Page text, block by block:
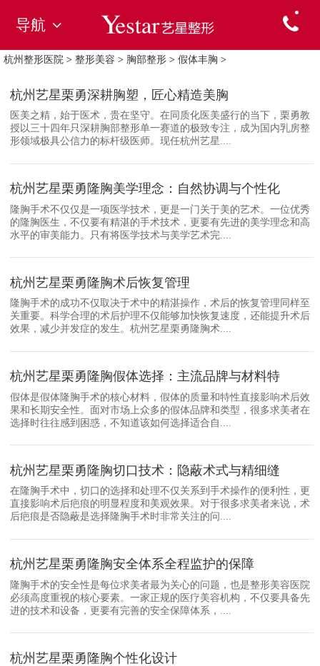
导航
杭州整形医院 > 整形美容 > 胸部整形 > 假体丰胸 >
杭州艺星栗勇深耕胸塑，匠心精造美胸
医美之精，始于医术，贵在坚守。在同质化医美盛行的当下，栗勇教
授以三十四年只深耕胸部整形单一赛道的极致专注，成为国内乳房整
形领域极具公信力的标杆级医师。现任杭州艺星....
杭州艺星栗勇隆胸美学理念：自然协调与个性化
隆胸手术不仅仅是一项医学技术，更是一门关于美的艺术。一位优秀
的隆胸医生，不仅要有精湛的手术技术，更要有先进的美学理念和高
水平的审美能力。只有将医学技术与美学艺术完....
杭州艺星栗勇隆胸术后恢复管理
隆胸手术的成功不仅取决于术中的精湛操作，术后的恢复管理同样至
关重要。科学合理的术后护理不仅能够加快恢复速度，还能提升术后
效果，减少并发症的发生。杭州艺星栗勇隆胸术....
杭州艺星栗勇隆胸假体选择：主流品牌与材料特
假体是假体隆胸手术的核心材料，假体的质量和特性直接影响术后效
果和长期安全性。面对市场上众多的假体品牌和类型，很多求美者在
选择时往往感到困惑，不知道该如何选择适合自....
杭州艺星栗勇隆胸切口技术：隐蔽术式与精细缝
在隆胸手术中，切口的选择和处理不仅关系到手术操作的便利性，更
直接影响术后疤痕的明显程度和美观效果。对于很多求美者来说，术
后疤痕是否隐蔽是选择隆胸手术时非常关注的问....
杭州艺星栗勇隆胸安全体系全程监护的保障
隆胸手术的安全性是每位求美者最为关心的问题，也是整形美容医院
必须高度重视的核心要素。一家正规的医疗美容机构，不仅要具备先
进的技术和设备，更要有完善的安全保障体系，....
杭州艺星栗勇隆胸个性化设计